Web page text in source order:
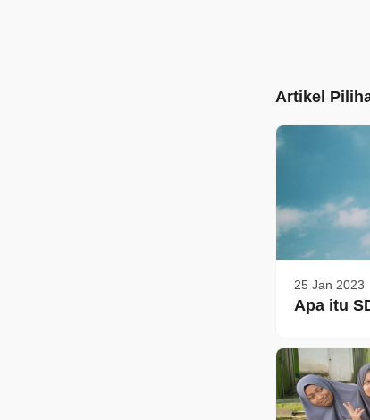
Artikel
25 Jan 2023
Apa itu